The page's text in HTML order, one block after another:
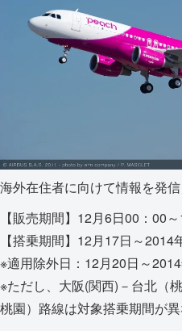
海外在住者に向けて情報を発信
【販売期間】12月6日00：00
【搭乗期間】12月17日～2014
※適用除外日：12月20日～
※ただし、大阪(関西)－台北（
桃園）路線は対象搭乗期間が異